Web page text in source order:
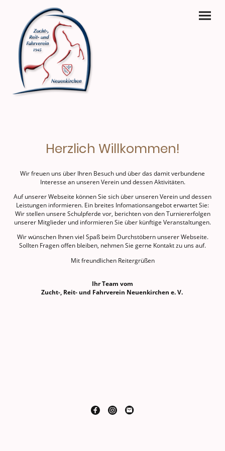
Herzlich Willkommen!
Wir freuen uns über Ihren Besuch und über das damit verbundene
Interesse an unseren Verein und dessen Aktivitäten.
Auf unserer Webseite können Sie sich über unseren Verein und dessen
Leistungen informieren. Ein breites Infomationsangebot erwartet Sie:
Wir stellen unsere Schulpferde vor, berichten von den Turniererfolgen
unserer Mitglieder und informieren Sie über künftige Veranstaltungen.
Wir wünschen Ihnen viel Spaß beim Durchstöbern unserer Webseite.
Sollten Fragen offen bleiben, nehmen Sie gerne Kontakt zu uns auf.
Mit freundlichen Reitergrüßen
Ihr Team vom
Zucht-, Reit- und Fahrverein Neuenkirchen e. V.